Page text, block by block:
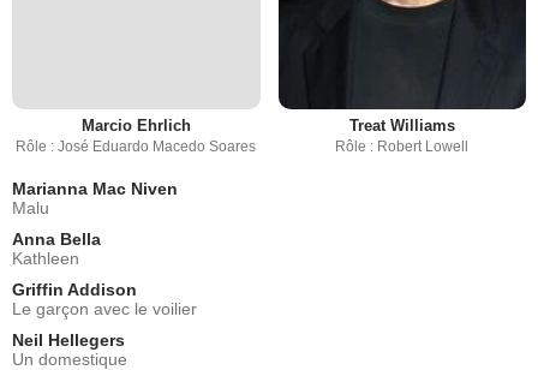
Marcio Ehrlich
Rôle : José Eduardo Macedo Soares
Treat Williams
Rôle : Robert Lowell
Marianna Mac Niven
Malu
Anna Bella
Kathleen
Griffin Addison
Le garçon avec le voilier
Neil Hellegers
Un domestique